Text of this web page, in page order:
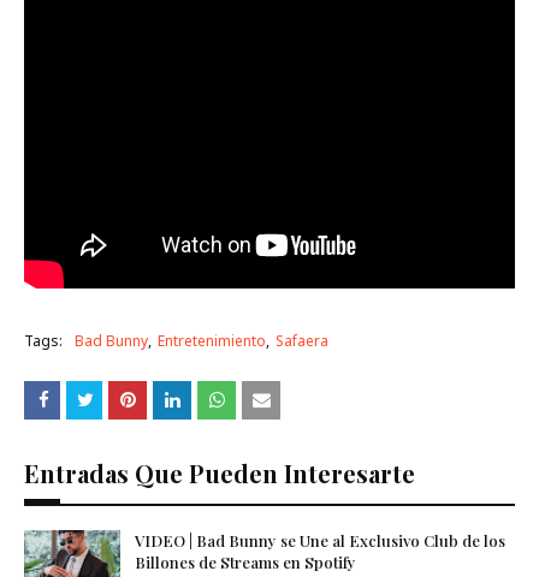
Tags: Bad Bunny Entretenimiento Safaera
Entradas Que Pueden Interesarte
VIDEO | Bad Bunny se Une al Exclusivo Club de los
Billones de Streams en Spotify